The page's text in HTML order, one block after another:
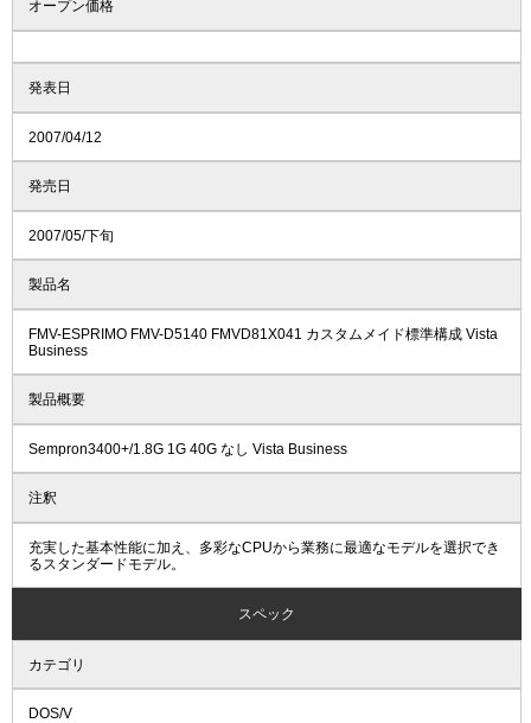
オープン価格
発表日
2007/04/12
発売日
2007/05/下旬
製品名
FMV-ESPRIMO FMV-D5140 FMVD81X041 カスタムメイド標準構成 Vista
Business
製品概要
Sempron3400+/1.8G 1G 40G なし Vista Business
注釈
充実した基本性能に加え、多彩なCPUから業務に最適なモデルを選択でき
るスタンダードモデル。
スペック
カテゴリ
DOS/V